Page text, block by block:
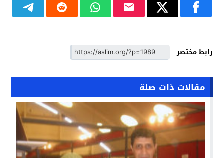
رابط مختصر
مقالات ذات صلة